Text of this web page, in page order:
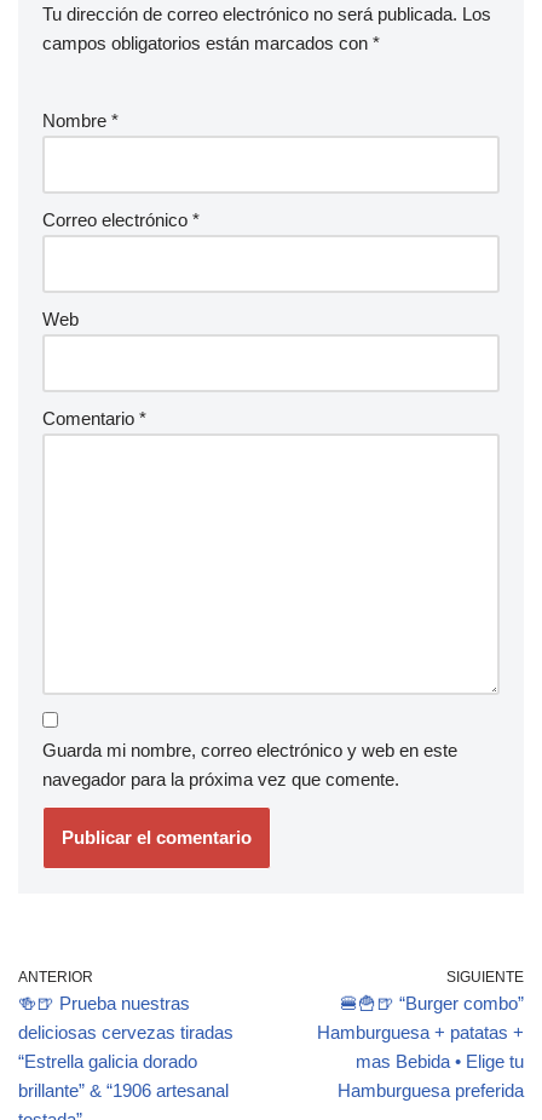
Tu dirección de correo electrónico no será publicada. Los
campos obligatorios están marcados con *
Nombre *
Correo electrónico *
Web
Comentario *
Guarda mi nombre, correo electrónico y web en este
navegador para la próxima vez que comente.
ANTERIOR
🍻🍺 Prueba nuestras
deliciosas cervezas tiradas
“Estrella galicia dorado
brillante” & “1906 artesanal
SIGUIENTE
🍔🍟🍺 “Burger combo”
Hamburguesa + patatas +
mas Bebida • Elige tu
Hamburguesa preferida